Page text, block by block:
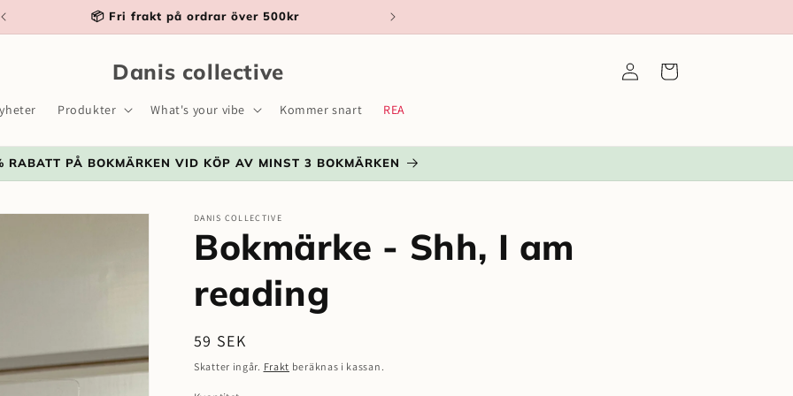
💳 Trygga betalningar med Klarna
Danis collective
Produkter What's your vibe Kommer snart REA
Logga
in
Varukorg
RABATT PÅ BOKMÄRKEN VID KÖP AV MINST 3 BOKMÄRKEN
DANIS COLLECTIVE
Bokmärke - Shh, I am
reading
Ordinarie
pris
59 SEK
Skatter ingår. Frakt beräknas i kassan.